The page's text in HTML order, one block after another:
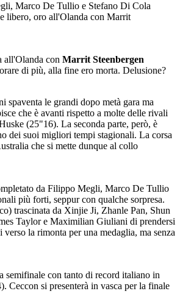
Marco De Tullio e Stefano Di Cola
libero, oro all'Olanda con Marrit
all'Olanda con Marrit Steenbergen
di più, alla fine ero morta. Delusione?
le grandi dopo metà gara ma
che è avanti rispetto a molte delle rivali
(25"16). La seconda parte, però, è
dei suoi migliori tempi stagionali. La corsa
che si mette dunque al collo
da Filippo Megli, Marco De Tullio
più forti, seppur con qualche sorpresa.
trascinata da Xinjie Ji, Zhanle Pan, Shun
Taylor e Maximilian Giuliani di prendersi
la rimonta per una medaglia, ma senza
semifinale con tanto di record italiano in
Ceccon si presenterà in vasca per la finale